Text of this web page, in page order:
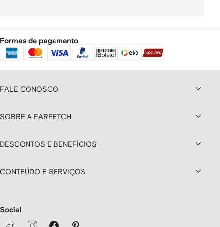
Formas de pagamento
FALE CONOSCO
SOBRE A FARFETCH
DESCONTOS E BENEFÍCIOS
CONTEÚDO E SERVIÇOS
Social